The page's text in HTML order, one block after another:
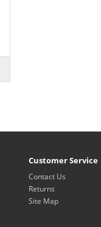
Customer Service
Contact Us
Returns
Site Map